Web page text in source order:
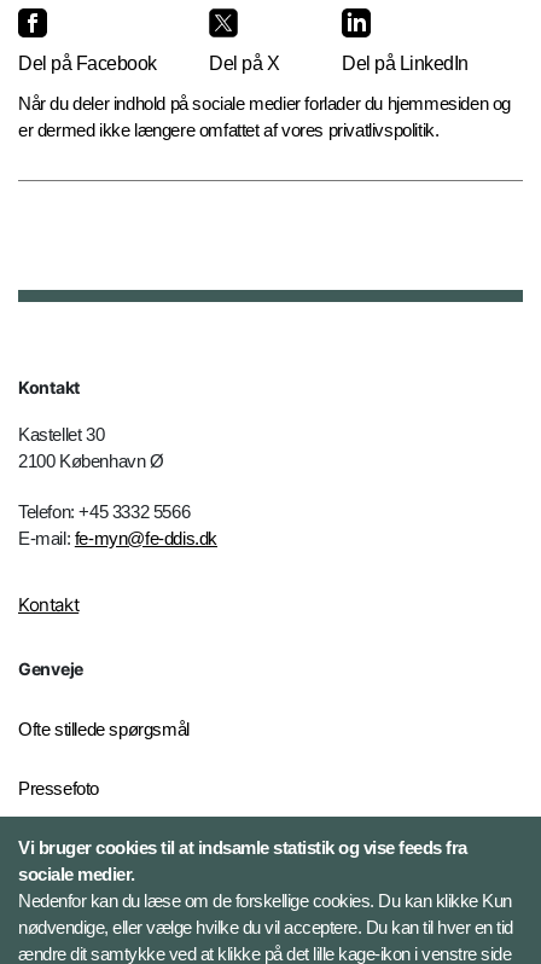
Del på Facebook Del på X
Del på LinkedIn
Når du deler indhold på sociale medier forlader du hjemmesiden og
er dermed ikke længere omfattet af vores privatlivspolitik.
Kontakt
Kastellet 30
2100 København Ø
Telefon: +45 3332 5566
E-mail: fe-myn@fe-ddis.dk
Kontakt
Genveje
Ofte stillede spørgsmål
Pressefoto
Risiko- og trusselsvurderinger
Ekstern whistleblowerordning
for FE
Vi bruger cookies til at indsamle statistik og vise feeds fra
sociale medier.
Nedenfor kan du læse om de forskellige cookies. Du kan klikke Kun
nødvendige, eller vælge hvilke du vil acceptere. Du kan til hver en tid
ændre dit samtykke ved at klikke på det lille kage-ikon i venstre side